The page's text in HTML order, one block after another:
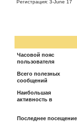
Регистрация: 3-June 17
Часовой пояс
пользователя
Всего полезных
сообщений
Наибольшая
активность в
Последнее посещение